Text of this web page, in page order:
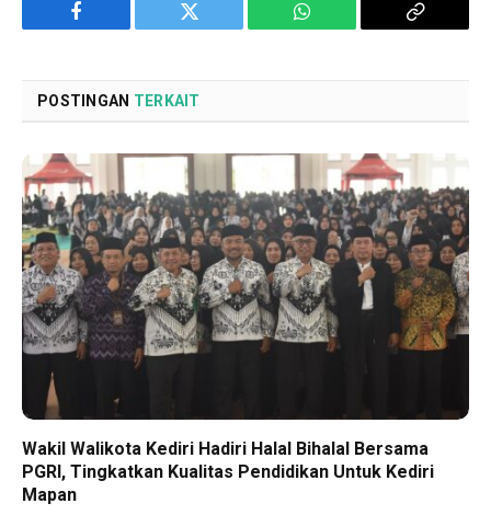
Facebook Twitter WhatsApp
Copy
POSTINGAN TERKAIT
Wakil Walikota Kediri Hadiri Halal Bihalal Bersama
PGRI, Tingkatkan Kualitas Pendidikan Untuk Kediri
Mapan